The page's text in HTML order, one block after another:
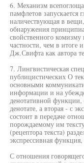
6. Механизм
памфлетов запускается
наличествующая в
обнаружения
свойственного комизму
частности, чем в итоге
Дж.Свифта как автора
7. Лингвистическая
публицистических О
основными
информации и на
денотативной
денотате, а вторая - с
состоит в передаче
порождаемому им
(рецептора текста)
экспрессивная
С отношения